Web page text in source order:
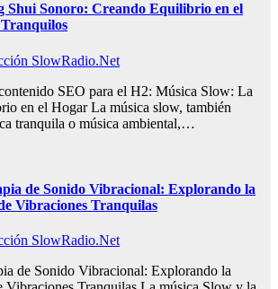
Shui Sonoro: Creando Equilibrio en el
SlowRadio.Net
SEO para el H2: Música Slow: La
en el Hogar La música slow, también
tranquila o música ambiental,…
de Sonido Vibracional: Explorando la
Vibraciones Tranquilas
SlowRadio.Net
de Sonido Vibracional: Explorando la